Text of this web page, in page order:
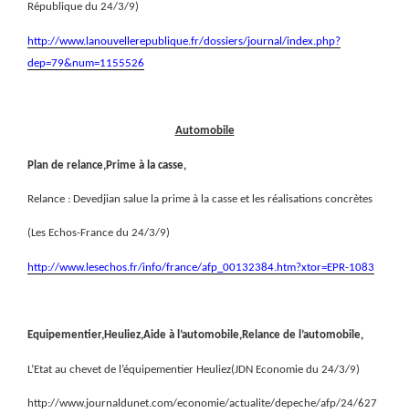
République du 24/3/9)
http://www.lanouvellerepublique.fr/dossiers/journal/index.php?
dep=79&num=1155526
Automobile
Plan de relance,Prime à la casse,
Relance : Devedjian salue la prime à la casse et les réalisations concrètes
(Les Echos-France du 24/3/9)
http://www.lesechos.fr/info/france/afp_00132384.htm?xtor=EPR-1083
Equipementier,Heuliez,Aide à l’automobile,Relance de l’automobile,
L’Etat au chevet de l’équipementier Heuliez(JDN Economie du 24/3/9)
http://www.journaldunet.com/economie/actualite/depeche/afp/24/627